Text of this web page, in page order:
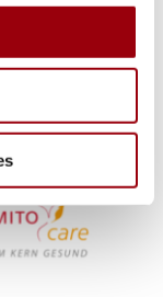
Unsere
mit
bereitgestellt
der Dienste